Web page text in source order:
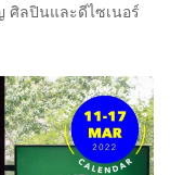
ลปินและดีไซเนอร์